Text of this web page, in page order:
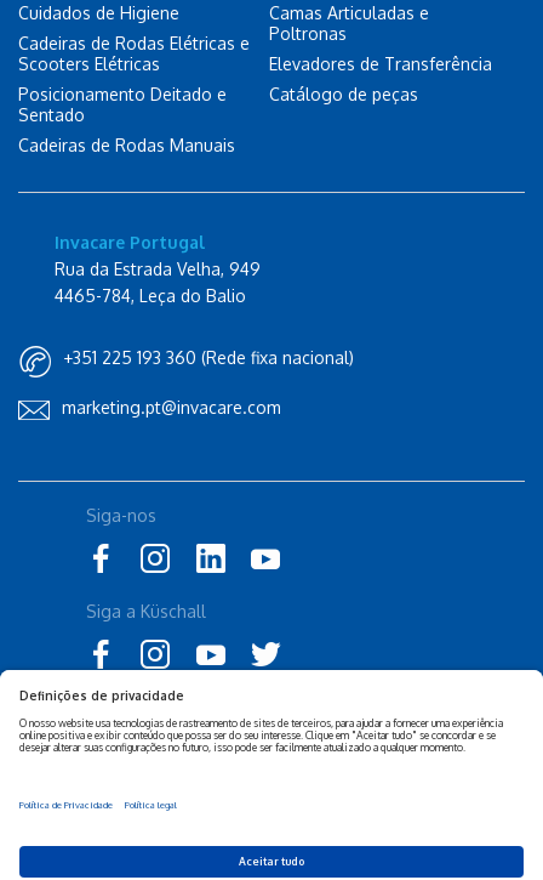
Cuidados de Higiene
Cadeiras de Rodas Elétricas e
Scooters Elétricas
Posicionamento Deitado e
Sentado
Cadeiras de Rodas Manuais
Camas Articuladas e
Poltronas
Elevadores de Transferência
Catálogo de peças
Invacare Portugal
Rua da Estrada Velha, 949
4465-784, Leça do Balio
+351 225 193 360 (Rede fixa nacional)
marketing.pt@invacare.com
Declaração de Acessibilidade
Política Legal Invacare
Cookies Invacare
Siga-nos
Siga a Küschall